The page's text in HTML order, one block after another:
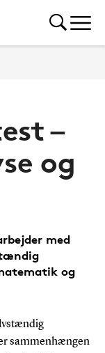
–
og
med
og
sammenhængen